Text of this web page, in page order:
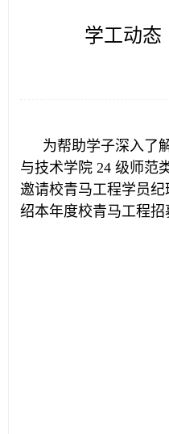
学工动态
为帮助学子深入了
与技术学院 24 级师范
邀请校青马工程学员
绍本年度校青马工程招